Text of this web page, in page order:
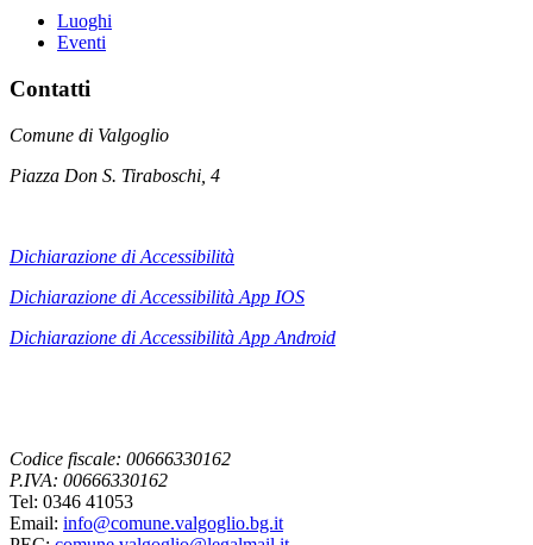
Luoghi
Eventi
Contatti
Comune di Valgoglio
Piazza Don S. Tiraboschi, 4
Dichiarazione di Accessibilità
Dichiarazione di Accessibilità App IOS
Dichiarazione di Accessibilità App Android
Codice fiscale: 00666330162
P.IVA: 00666330162
Tel: 0346 41053
Email: info@comune.valgoglio.bg.it